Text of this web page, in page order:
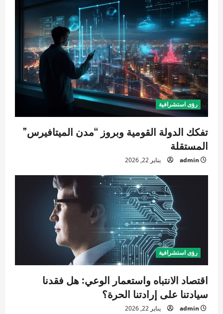
رؤى استشرافية
تفكك الدولة القومية وبروز “مدن الميتافيرس”
المستقلة
admin يناير 22, 2026
رؤى استشرافية
اقتصاد الانتباه واستعمار الوعي: هل فقدنا
سيادتنا على إرادتنا الحرة؟
admin يناير 22, 2026